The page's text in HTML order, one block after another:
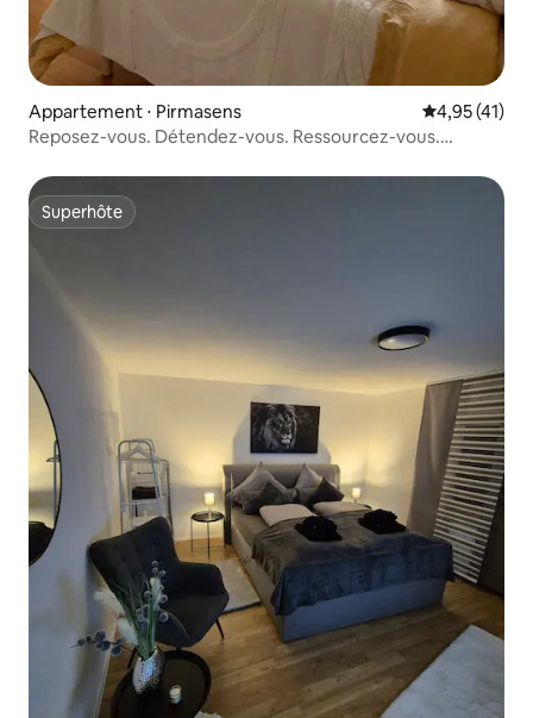
Appartement ⋅ Pirmasens Évaluation
4,95 (41)
Reposez-vous. Détendez-vous. Ressourcez-vous.
Superhôte
Superhôte